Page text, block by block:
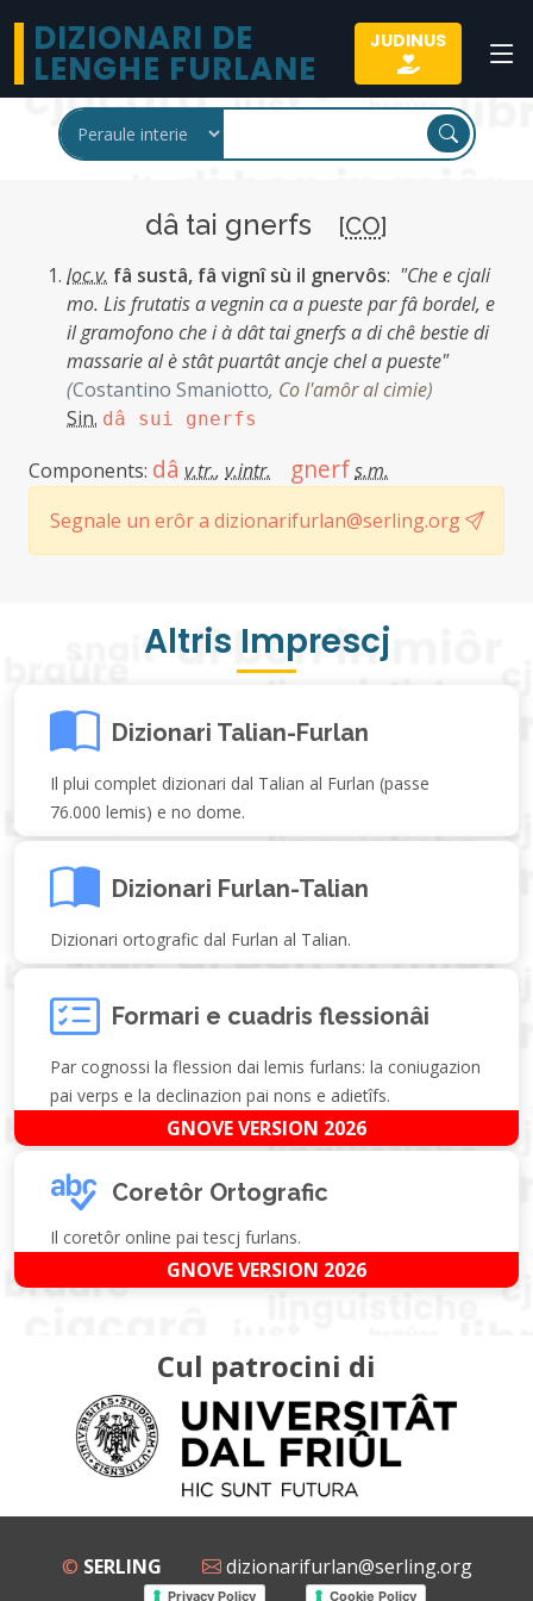
DIZIONARI DE
LENGHE FURLANE
JUDINUS
dâ tai gnerfs [CO]
loc.v. fâ sustâ, fâ vignî sù il gnervôs: "Che e cjali
mo. Lis frutatis a vegnin ca a pueste par fâ bordel, e
il gramofono che i à dât tai gnerfs a di chê bestie di
massarie al è stât puartât ancje chel a pueste"
(Costantino Smaniotto, Co l'amôr al cimie)
Sin. dâ sui gnerfs
Components: dâ v.tr., v.intr. gnerfs.m.
Segnale un erôr a dizionarifurlan@serling.org
Altris Imprescj
Dizionari Talian-Furlan
Il plui complet dizionari dal Talian al Furlan (passe
76.000 lemis) e no dome.
Dizionari Furlan-Talian
Dizionari ortografic dal Furlan al Talian.
Formari e cuadris flessionâi
Par cognossi la flession dai lemis furlans: la coniugazion
pai verps e la declinazion pai nons e adietîfs.
GNOVE VERSION 2026
Coretôr Ortografic
Il coretôr online pai tescj furlans.
GNOVE VERSION 2026
Cul patrocini di
© SERLING dizionarifurlan@serling.org
Privacy Policy Cookie Policy